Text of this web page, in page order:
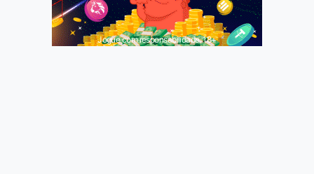
Jogue com responsabilidade. 18+